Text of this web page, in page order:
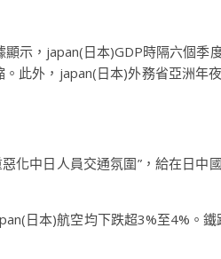
示，japan(日本)GDP時隔六個季
此外，japan(日本)外務省亞洲年
化中日人員交通氛圍”，給在日中
日本)航空均下跌超3%至4%。鐵